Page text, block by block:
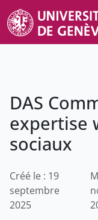
DAS
expertise
sociaux
Créé le : 19
septembre
2025